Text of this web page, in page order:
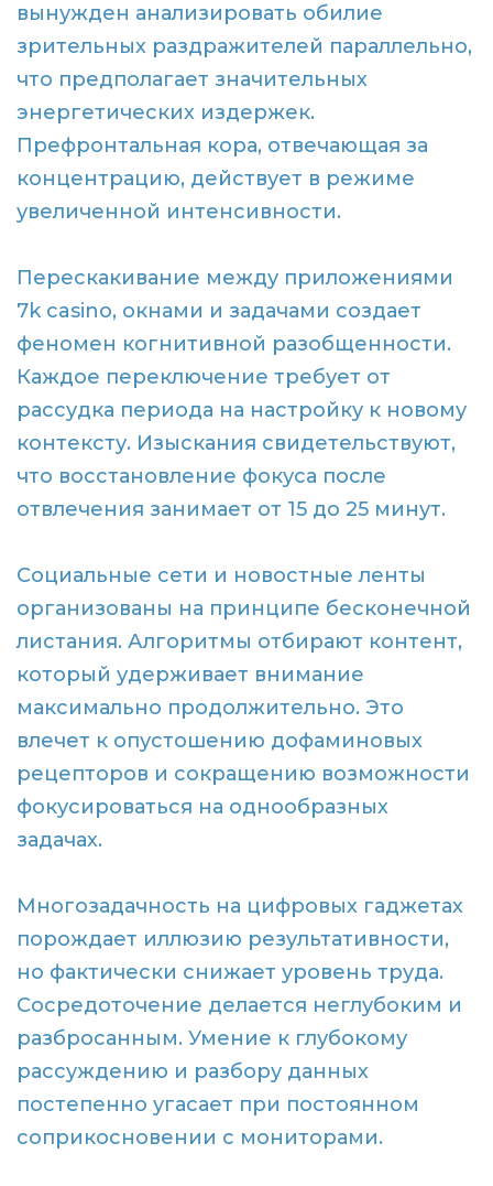
вынужден анализировать обилие
зрительных раздражителей параллельно,
что предполагает значительных
энергетических издержек.
Префронтальная кора, отвечающая за
концентрацию, действует в режиме
увеличенной интенсивности.
Перескакивание между приложениями
7k casino, окнами и задачами создает
феномен когнитивной разобщенности.
Каждое переключение требует от
рассудка периода на настройку к новому
контексту. Изыскания свидетельствуют,
что восстановление фокуса после
отвлечения занимает от 15 до 25 минут.
Социальные сети и новостные ленты
организованы на принципе бесконечной
листания. Алгоритмы отбирают контент,
который удерживает внимание
максимально продолжительно. Это
влечет к опустошению дофаминовых
рецепторов и сокращению возможности
фокусироваться на однообразных
задачах.
Многозадачность на цифровых гаджетах
порождает иллюзию результативности,
но фактически снижает уровень труда.
Сосредоточение делается неглубоким и
разбросанным. Умение к глубокому
рассуждению и разбору данных
постепенно угасает при постоянном
соприкосновении с мониторами.